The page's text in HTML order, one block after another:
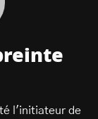
l'initiateur de